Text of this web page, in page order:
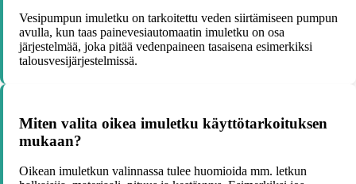
Vesipumpun imuletku on tarkoitettu veden siirtämiseen pumpun
avulla, kun taas painevesiautomaatin imuletku on osa
järjestelmää, joka pitää vedenpaineen tasaisena esimerkiksi
talousvesijärjestelmissä.
Miten valita oikea imuletku käyttötarkoituksen
mukaan?
Oikean imuletkun valinnassa tulee huomioida mm. letkun